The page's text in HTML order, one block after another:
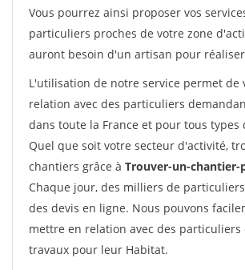
Vous pourrez ainsi proposer vos
particuliers proches de votre zone
auront besoin d'un artisan pour
L'utilisation de notre service permet de
relation avec des particuliers
dans toute la France et pour tous types
Quel que soit votre secteur d'activité,
chantiers grâce à Trouver-un-
Chaque jour, des milliers de
des devis en ligne. Nous pouvons
mettre en relation avec des particuliers
travaux pour leur Habitat.